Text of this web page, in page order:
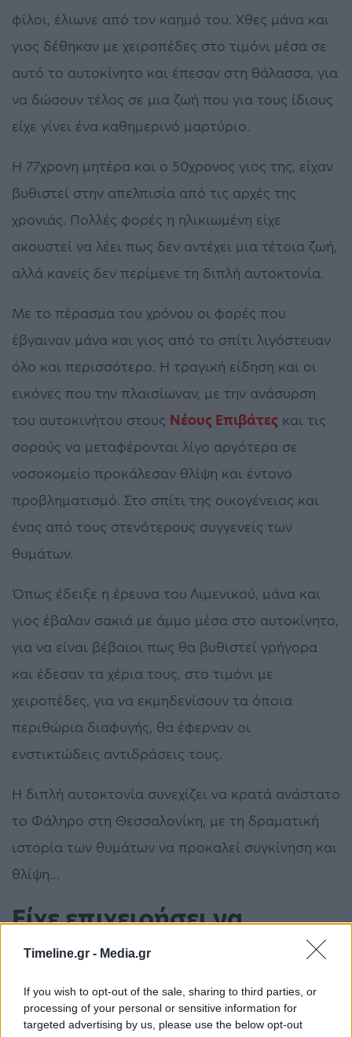
Timeline.gr - Media.gr
If you wish to opt-out of the sale, sharing to third parties, or
processing of your personal or sensitive information for
targeted advertising by us, please use the below opt-out
φίλοι, έλιωνε από τον καημό του. Χθες μάνα και
γιος δέθηκαν με χειροπέδες στο τιμόνι μέσα σε
αυτό το αυτοκίνητο και έπεσαν στη θάλασσα, για
να δώσουν τέλος σε μια ζωή που για τους ίδιους
είχε γίνει ένα καθημερινό μαρτύριο.
Η 77χρονη μητέρα και ο 50χρονος γιος της, είχαν
βυθιστεί στην απελπισία από τις αρχές της
χρονιάς. Πολλές φορές η ηλικιωμένη είχε
ακουστεί να λέει πως δεν αντέχει μια τέτοια ζωή,
αλλά κανείς δεν περίμενε τη διπλή αυτοκτονία.
Με το πέρασμα του χρόνου οι φορές που
έβγαιναν μάνα και γιος από το σπίτι λιγόστευαν
όλο και περισσότερο. Η τραγική είδηση και οι
εικόνες που την πλαισίωναν, με την ανάσυρση
του αυτοκινήτου στους Νέους Επιβάτες και τις
σορούς να μεταφέρονται λίγο αργότερα σε
νοσοκομείο προκάλεσαν θλίψη και έντονο
προβληματισμό. Στο σπίτι της οικογένειας και
ένας από τους στενότερους συγγενείς των
θυμάτων.
Όπως έδειξε η έρευνα του Λιμενικού, μάνα και
γιος έβαλαν σακιά με άμμο μέσα στο αυτοκίνητο,
για να είναι βέβαιοι πως θα βυθιστεί γρήγορα
και έδεσαν τα χέρια τους, στο τιμόνι με
χειροπέδες, για να εκμηδενίσουν τα όποια
περιθώρια διαφυγής, θα έφερναν οι
ενστικτώδεις αντιδράσεις τους.
H διπλή αυτοκτονία συνεχίζει να κρατά ανάστατο
το Φάληρο στη Θεσσαλονίκη, με τη δραματική
ιστορία των θυμάτων να προκαλεί συγκίνηση και
θλίψη…
Είχε επιχειρήσει να
αυτοκτονήσει άλλες δύο
φορές
Μία κάτοικος της περιοχής, και γειτόνισσα,